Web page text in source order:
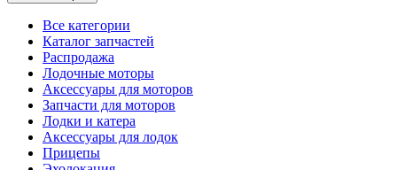
Все категории
Каталог запчастей
Распродажа
Лодочные моторы
Аксессуары для моторов
Запчасти для моторов
Лодки и катера
Аксессуары для лодок
Прицепы